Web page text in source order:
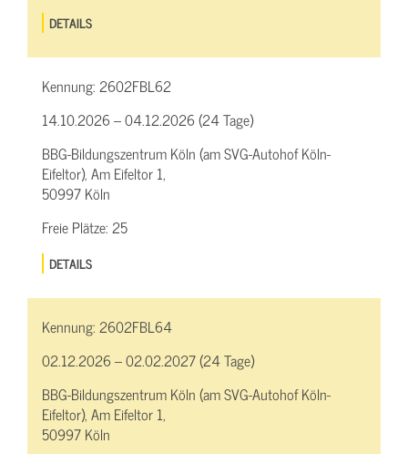
DETAILS
Kennung:2602FBL62
14.10.2026 – 04.12.2026 (24 Tage)
BBG-Bildungszentrum Köln (am SVG-Autohof Köln-
Eifeltor), Am Eifeltor 1,
50997 Köln
Freie Plätze:25
DETAILS
Kennung:2602FBL64
02.12.2026 – 02.02.2027 (24 Tage)
BBG-Bildungszentrum Köln (am SVG-Autohof Köln-
Eifeltor), Am Eifeltor 1,
50997 Köln